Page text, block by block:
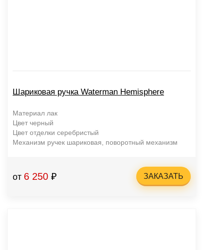
Шариковая ручка Waterman Hemisphere
Материал лак
Цвет черный
Цвет отделки серебристый
Механизм ручек шариковая, поворотный механизм
от 6 250 ₽ ЗАКАЗАТЬ